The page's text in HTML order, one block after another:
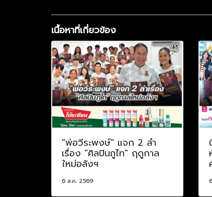
เนื้อหาที่เกี่ยวข้อง
"พ่อวีระพงษ์" แจก 2 ลำ
เรื่อง "ศิลปินภูไท" ฤดูกาล
ใหม่อลังฯ
6 ส.ค. 2569